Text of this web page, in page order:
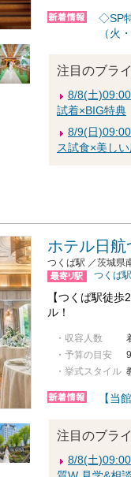
◇SP
（火
注目のブラ
8/8(土
試着×BIG特典
8/9(日
ス試食×美し
ホテル日航
つくば駅 ／茨城県
つくば駅
【つくば駅徒
ル！
・収容人数
・予算の目安
・挙式スタイル
【当
注目のブラ
8/8(土
質W 見学&相